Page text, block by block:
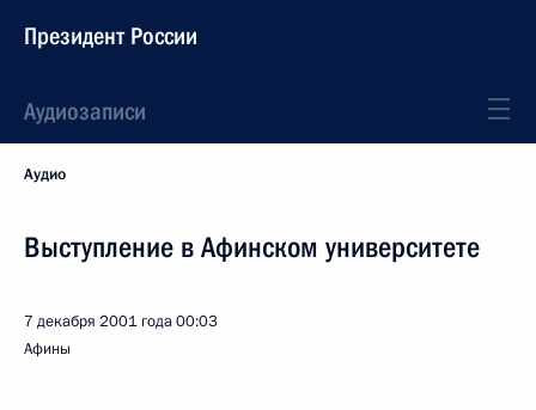
Президент России
Аудиозаписи
Аудио
Выступление в Афинском университете
7 декабря 2001 года00:03
Афины